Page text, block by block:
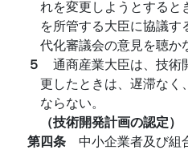
れを変更しようとすると
を所管する大臣に協議
代化審議会の意見を聴か
５ 通商産業大臣は、技術
更したときは、遅滞なく
ならない。
（技術開発計画の認定）
第四条 中小企業者及び組